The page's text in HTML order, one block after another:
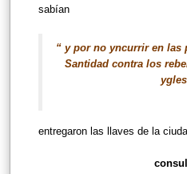
sabían
“ y por no yncurrir en las
Santidad contra los
entregaron las llaves de la